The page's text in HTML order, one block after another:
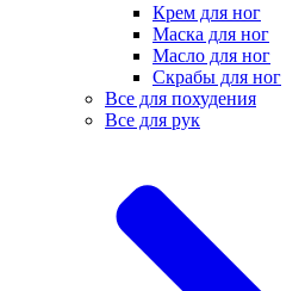
Крем для ног
Маска для ног
Масло для ног
Скрабы для ног
Все для похудения
Все для рук